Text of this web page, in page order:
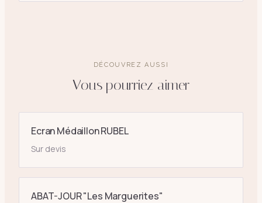
DÉCOUVREZ AUSSI
Vous pourriez aimer
Ecran Médaillon RUBEL
Sur devis
ABAT-JOUR "Les Marguerites"